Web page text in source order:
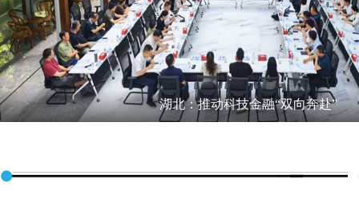
湖北：推动科技金融“双向奔赴”